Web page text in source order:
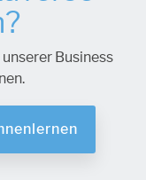
Business